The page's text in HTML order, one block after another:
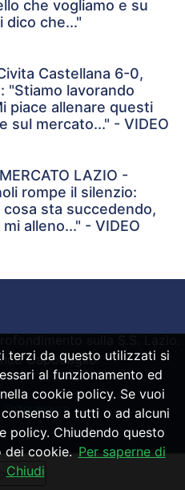
che vogliamo e su
dico che..."
Castellana 6-0,
"Stiamo lavorando
piace allenare questi
sul mercato..." - VIDEO
LAZIO -
rompe il silenzio:
cosa sta succedendo,
alleno..." - VIDEO
Capodaglio
SpheraHouse
terzi da questo utilizzati si
al funzionamento ed
cookie policy. Se vuoi
a tutti o ad alcuni
policy. Chiudendo questo
dei cookie. Per saperne di
Chiudi